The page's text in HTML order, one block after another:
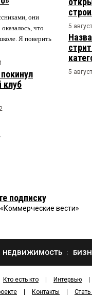
они
что
Я поверить
клуб
5
5
подписку
вести»
НЕДВИЖИМОСТЬ
Кто есть кто Интервью
Контакты